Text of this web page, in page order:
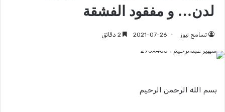
لدن… و مفقود الفشقة
تسامح نيوز 2021-07-26
بسم الله الرحمن الرحيم